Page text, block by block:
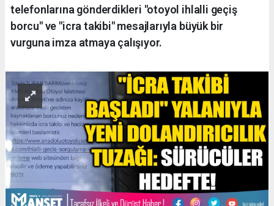
telefonlarına gönderdikleri "otoyol ihlalli geçiş
borcu" ve "icra takibi" mesajlarıyla büyük bir
vurguna imza atmaya çalışıyor.